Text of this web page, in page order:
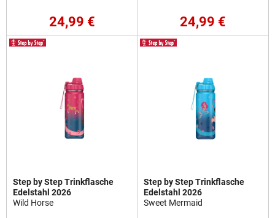
24,99 € 24,99 €
Step by Step Trinkflasche
Edelstahl 2026
Wild Horse
Step by Step Trinkflasche
Edelstahl 2026
Sweet Mermaid